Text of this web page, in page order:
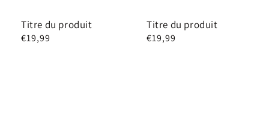
Titre du produit
Prix
€19,99
Titre du produit
Prix
€19,99